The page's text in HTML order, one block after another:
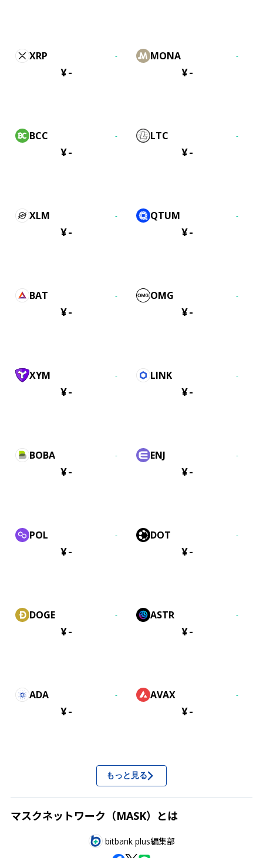
XRP -
¥-
MONA -
¥-
BCC -
¥-
LTC -
¥-
XLM -
¥-
QTUM -
¥-
BAT -
¥-
OMG -
¥-
XYM -
¥-
LINK -
¥-
BOBA -
¥-
ENJ -
¥-
POL -
¥-
DOT -
¥-
DOGE -
¥-
ASTR -
¥-
ADA -
¥-
AVAX -
¥-
もっと見る
マスクネットワーク（MASK）とは
bitbank plus編集部